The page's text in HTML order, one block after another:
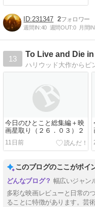
231347 2
週間IN:40 週間OUT:0 月間
13
To Live and Die
ハリウッド大作からピ
今日のひとこと総集編＋映
画星取り（２６．０３）２
11日前
このブログのここがポイ
幅広いジャン
多彩な映画レビューと日常の
ることに特徴があります。芸